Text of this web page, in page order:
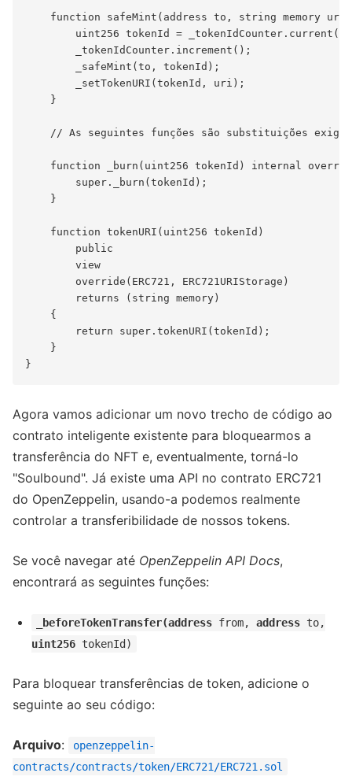
function safeMint(address to, string memory
        uint256 tokenId = _tokenIdCounter.current();
        _tokenIdCounter.increment();
        _safeMint(to, tokenId);
        _setTokenURI(tokenId, uri);
    }
// As seguintes funções são substituições
function _burn(uint256 tokenId) internal
        super._burn(tokenId);
    }
    function tokenURI(uint256 tokenId)
        public
        view
        override(ERC721, ERC721URIStorage)
        returns (string memory)
    {
        return super.tokenURI(tokenId);
    }
Agora vamos adicionar um novo trecho de código ao
contrato inteligente existente para bloquearmos a
transferência do NFT e, eventualmente, torná-lo
"Soulbound". Já existe uma API no contrato ERC721
do OpenZeppelin, usando-a podemos realmente
controlar a transferibilidade de nossos tokens.
Se você navegar até OpenZeppelin API Docs,
encontrará as seguintes funções:
_beforeTokenTransfer(address from,address to,
uint256 tokenId)
Para bloquear transferências de token, adicione o
seguinte ao seu código:
Arquivo:
openzeppelin-
contracts/contracts/token/ERC721/ERC721.sol